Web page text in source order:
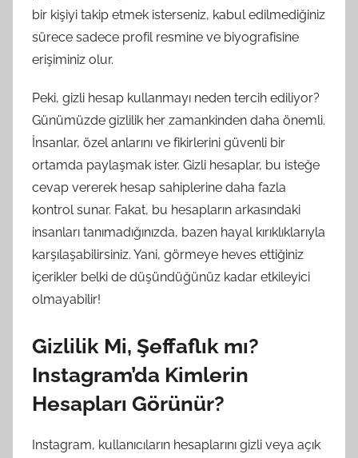
bir kişiyi takip etmek isterseniz, kabul edilmediğiniz
sürece sadece profil resmine ve biyografisine
erişiminiz olur.
Peki, gizli hesap kullanmayı neden tercih ediliyor?
Günümüzde gizlilik her zamankinden daha önemli.
İnsanlar, özel anlarını ve fikirlerini güvenli bir
ortamda paylaşmak ister. Gizli hesaplar, bu isteğe
cevap vererek hesap sahiplerine daha fazla
kontrol sunar. Fakat, bu hesapların arkasındaki
insanları tanımadığınızda, bazen hayal kırıklıklarıyla
karşılaşabilirsiniz. Yani, görmeye heves ettiğiniz
içerikler belki de düşündüğünüz kadar etkileyici
olmayabilir!
Gizlilik Mi, Şeffaflık mı?
Instagram’da Kimlerin
Hesapları Görünür?
Instagram, kullanıcıların hesaplarını gizli veya açık